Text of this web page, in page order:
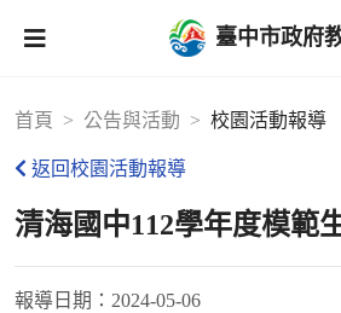
臺中市政府
首頁 公告與活動 校園活動報導
返回校園活動報導
清海國中112學年度模範
報導日期： 2024-05-06